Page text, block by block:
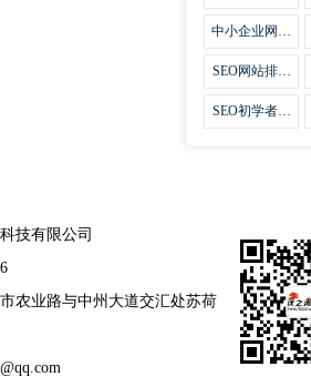
中小企业网站
法
SEO网站排名
法宝
SEO初学者，
技有限公司
农业路与中州大道交汇处苏荷